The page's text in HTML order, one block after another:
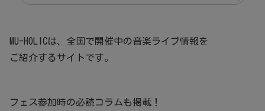
MU-HOLICは、全国で開催中の音楽ライブ情報を
ご紹介するサイトです。
フェス参加時の必読コラムも掲載！